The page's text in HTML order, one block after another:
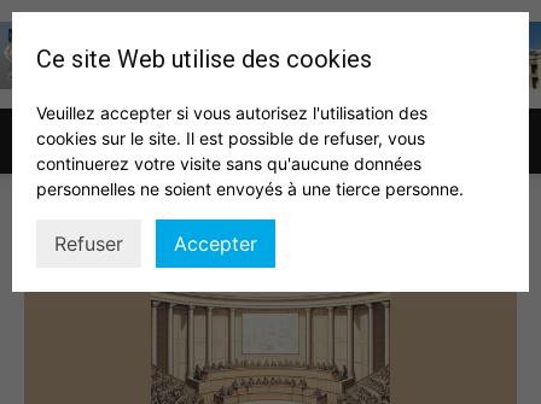
Association
auditeurs
AG 2024
Ce site Web utilise des cookies
Veuillez accepter si vous autorisez l'utilisation des
cookies sur le site. Il est possible de refuser, vous
continuerez votre visite sans qu'aucune données
personnelles ne soient envoyés à une tierce personne.
Refuser Accepter